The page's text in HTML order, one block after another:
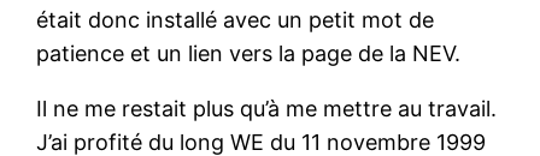
était donc installé avec un petit mot de
patience et un lien vers la page de la NEV.
Il ne me restait plus qu’à me mettre au travail.
J’ai profité du long WE du 11 novembre 1999